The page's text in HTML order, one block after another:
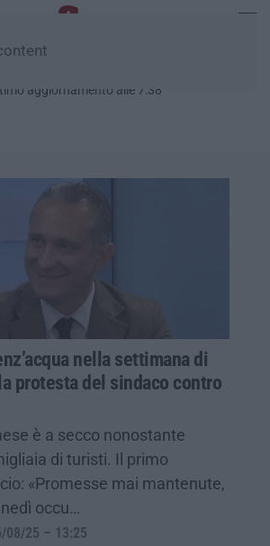
aggiornamento alle 7:38
nella settimana di
protesta del sindaco contro
è a secco nonostante
di turisti. Il primo
«Promesse mai mantenute,
occu…
08/25 – 13:25